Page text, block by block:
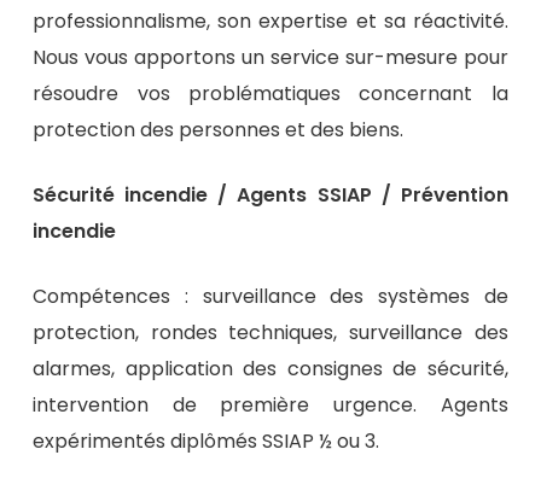
professionnalisme, son expertise et sa réactivité.
Nous vous apportons un service sur-mesure pour
résoudre vos problématiques concernant la
protection des personnes et des biens.
Sécurité incendie / Agents SSIAP / Prévention
incendie
Compétences : surveillance des systèmes de
protection, rondes techniques, surveillance des
alarmes, application des consignes de sécurité,
intervention de première urgence. Agents
expérimentés diplômés SSIAP ½ ou 3.